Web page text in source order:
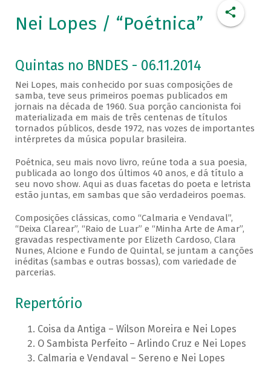
Nei Lopes / “Poétnica”
Quintas no BNDES - 06.11.2014
Nei Lopes, mais conhecido por suas composições de
samba, teve seus primeiros poemas publicados em
jornais na década de 1960. Sua porção cancionista foi
materializada em mais de três centenas de títulos
tornados públicos, desde 1972, nas vozes de importantes
intérpretes da música popular brasileira.
Poétnica, seu mais novo livro, reúne toda a sua poesia,
publicada ao longo dos últimos 40 anos, e dá título a
seu novo show. Aqui as duas facetas do poeta e letrista
estão juntas, em sambas que são verdadeiros poemas.
Composições clássicas, como “Calmaria e Vendaval”,
“Deixa Clarear”, “Raio de Luar” e “Minha Arte de Amar”,
gravadas respectivamente por Elizeth Cardoso, Clara
Nunes, Alcione e Fundo de Quintal, se juntam a canções
inéditas (sambas e outras bossas), com variedade de
parcerias.
Repertório
Coisa da Antiga – Wilson Moreira e Nei Lopes
O Sambista Perfeito – Arlindo Cruz e Nei Lopes
Calmaria e Vendaval – Sereno e Nei Lopes